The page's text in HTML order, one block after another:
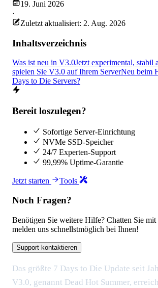
19. Juni 2026
·
Zuletzt aktualisiert: 2. Aug. 2026
Inhaltsverzeichnis
Was ist neu in V3.0Jetzt experimental, stabil
spielen Sie V3.0 auf Ihrem ServerNeu beim
Days to Die Servers?
Bereit loszulegen?
Sofortige Server-Einrichtung
NVMe SSD-Speicher
24/7 Experten-Support
99,99% Uptime-Garantie
Jetzt starten Tools
Noch Fragen?
Benötigen Sie weitere Hilfe? Chatten Sie
melden uns schnellstmöglich bei Ihnen!
Support kontaktieren
Das größte 7 Days to Die Update seit
V3.0, genannt Dead Hot Summer,